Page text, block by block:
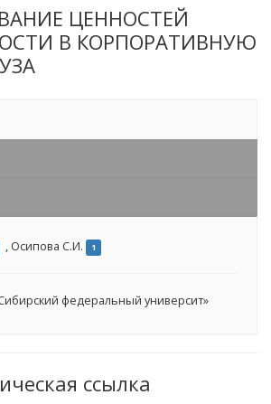
ЦЕННОСТЕЙ
В КОРПОРАТИВНУЮ
, Осипова С.И. 1
федеральный университ»
ссылка